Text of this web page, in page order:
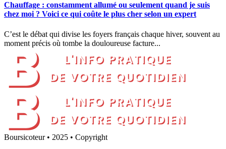
Chauffage : constamment allumé ou seulement quand je suis
chez moi ? Voici ce qui coûte le plus cher selon un expert
C’est le débat qui divise les foyers français chaque hiver, souvent au
moment précis où tombe la douloureuse facture...
Boursicoteur • 2025 • Copyright